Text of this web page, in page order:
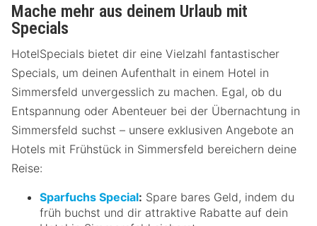
Mache mehr aus deinem Urlaub mit
Specials
HotelSpecials bietet dir eine Vielzahl fantastischer
Specials, um deinen Aufenthalt in einem Hotel in
Simmersfeld unvergesslich zu machen. Egal, ob du
Entspannung oder Abenteuer bei der Übernachtung in
Simmersfeld suchst – unsere exklusiven Angebote an
Hotels mit Frühstück in Simmersfeld bereichern deine
Reise:
Sparfuchs Special: Spare bares Geld, indem du
früh buchst und dir attraktive Rabatte auf dein